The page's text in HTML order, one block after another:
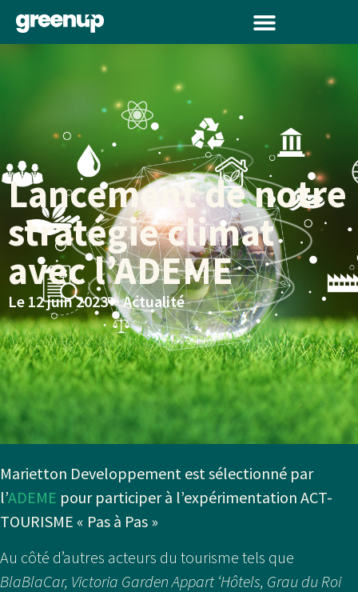
Lancement de notre
stratégie climat
avec l’ADEME
Le 12 juin 2023 Actualité
Marietton Developpement est sélectionné par
l’ADEME pour participer à l’expérimentation ACT-
TOURISME « Pas à Pas »
Au côté d’autres acteurs du tourisme tels que
BlaBlaCar, Victoria Garden Appart ‘Hôtels, Grau du Roi